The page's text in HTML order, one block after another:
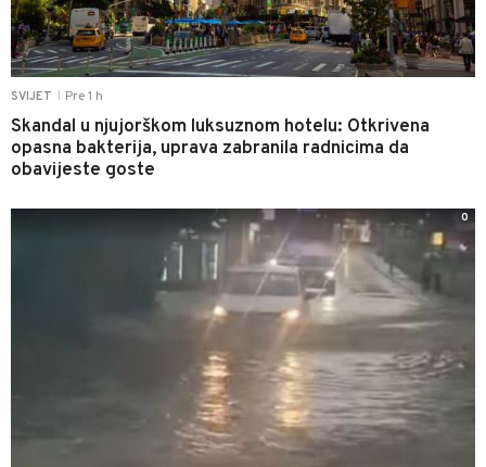
SVIJET Pre 1 h
Skandal u njujorškom luksuznom hotelu: Otkrivena
opasna bakterija, uprava zabranila radnicima da
obavijeste goste
0